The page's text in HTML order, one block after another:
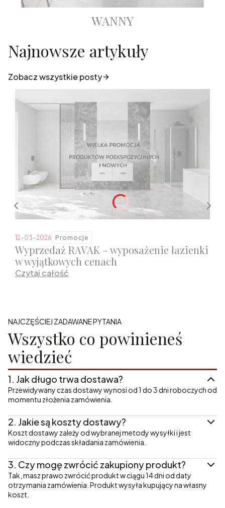
WANNY
Najnowsze artykuły
Zobacz wszystkie posty
12-03-2026 Promocje
Wyprzedaż RAVAK – wyposażenie łazienki
w wyjątkowych cenach
Czytaj całość
NAJCZĘŚCIEJ ZADAWANE PYTANIA
Wszystko co powinieneś
wiedzieć
1. Jak długo trwa dostawa?
Przewidywany czas dostawy wynosi od 1 do 3 dni roboczych od
momentu złożenia zamówienia.
2. Jakie są koszty dostawy?
Koszt dostawy zależy od wybranej metody wysyłki i jest
widoczny podczas składania zamówienia.
3. Czy mogę zwrócić zakupiony produkt?
Tak, masz prawo zwrócić produkt w ciągu 14 dni od daty
otrzymania zamówienia. Produkt wysyła kupujący na własny
koszt.